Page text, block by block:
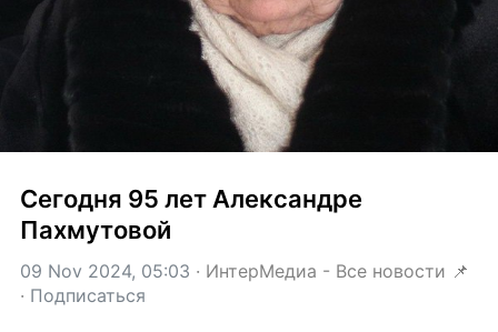
Сегодня 95 лет Александре
Пахмутовой
09 Nov 2024, 05:03 · ИнтерМедиа - Все новости 📌
· Подписаться